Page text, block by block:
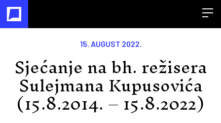
15. AUGUST 2022.
Sjećanje na bh. režisera
Sulejmana Kupusovića
(15.8.2014. – 15.8.2022)